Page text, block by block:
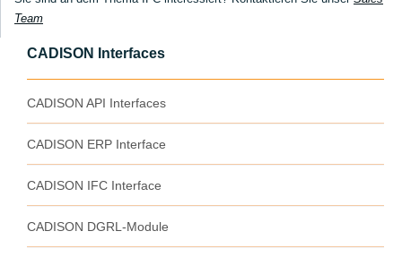
Team
CADISON Interfaces
CADISON API Interfaces
CADISON ERP Interface
CADISON IFC Interface
CADISON DGRL-Module